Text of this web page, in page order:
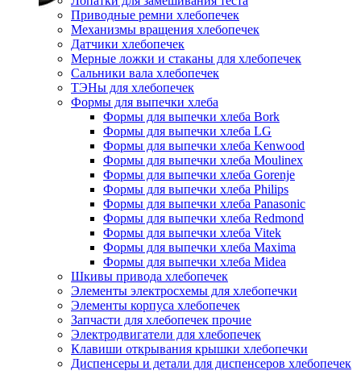
Приводные ремни хлебопечек
Механизмы вращения хлебопечек
Датчики хлебопечек
Мерные ложки и стаканы для хлебопечек
Сальники вала хлебопечек
ТЭНы для хлебопечек
Формы для выпечки хлеба
Формы для выпечки хлеба Bork
Формы для выпечки хлеба LG
Формы для выпечки хлеба Kenwood
Формы для выпечки хлеба Moulinex
Формы для выпечки хлеба Gorenje
Формы для выпечки хлеба Philips
Формы для выпечки хлеба Panasonic
Формы для выпечки хлеба Redmond
Формы для выпечки хлеба Vitek
Формы для выпечки хлеба Maxima
Формы для выпечки хлеба Midea
Шкивы привода хлебопечек
Элементы электросхемы для хлебопечки
Элементы корпуса хлебопечек
Запчасти для хлебопечек прочие
Электродвигатели для хлебопечек
Клавиши открывания крышки хлебопечки
Диспенсеры и детали для диспенсеров хлебопечек